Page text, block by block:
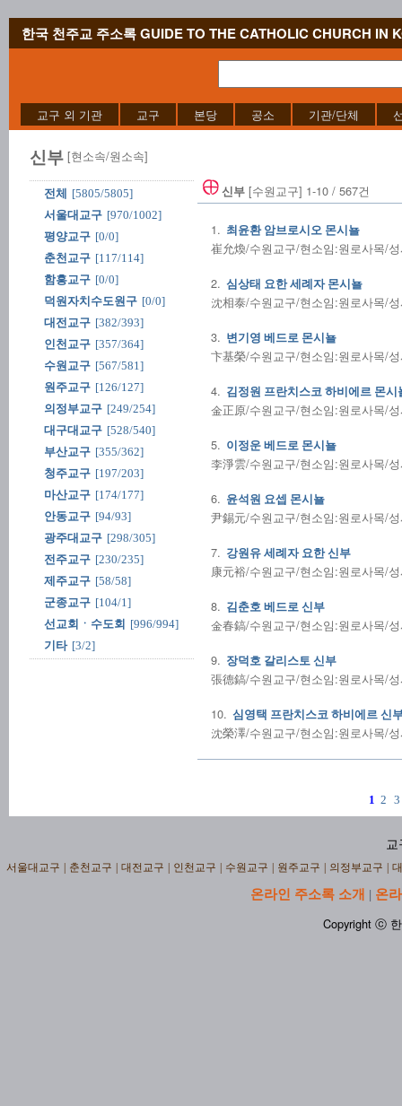
한국 천주교 주소록 GUIDE TO THE CATHOLIC CHURCH IN
교구 외 기관 교구 본당 공소 기관/단체
신부 [현소속/원소속]
전체
[5805/5805]
서울대교구 [970/1002]
평양교구 [0/0]
춘천교구 [117/114]
함흥교구 [0/0]
덕원자치수도원구 [0/0]
대전교구 [382/393]
인천교구 [357/364]
수원교구 [567/581]
원주교구 [126/127]
의정부교구 [249/254]
대구대교구 [528/540]
부산교구 [355/362]
청주교구 [197/203]
마산교구 [174/177]
안동교구 [94/93]
광주대교구 [298/305]
전주교구 [230/235]
제주교구 [58/58]
군종교구 [104/1]
선교회ㆍ수도회 [996/994]
기타 [3/2]
신부 [수원교구] 1-10 / 567건
1. 최윤환 암브로시오 몬시뇰
崔允煥/수원교구/현소임:원로사목/
2. 심상태 요한 세례자 몬시뇰
沈相泰/수원교구/현소임:원로사목/
3. 변기영 베드로 몬시뇰
卞基榮/수원교구/현소임:원로사목/
4. 김정원 프란치스코 하비에르 몬시
金正原/수원교구/현소임:원로사목/
5. 이정운 베드로 몬시뇰
李淨雲/수원교구/현소임:원로사목/
6. 윤석원 요셉 몬시뇰
尹錫元/수원교구/현소임:원로사목/
7. 강원유 세례자 요한 신부
康元裕/수원교구/현소임:원로사목/
8. 김춘호 베드로 신부
金春鎬/수원교구/현소임:원로사목/
9. 장덕호 갈리스토 신부
張德鎬/수원교구/현소임:원로사목/
10. 심영택 프란치스코 하비에르 신
沈榮澤/수원교구/현소임:원로사목/
1 2 3
교
서울대교구 춘천교구 대전교구 인천교구 수원교구 원주교구 의정부교구
온라인 주소록 소개 | 온
Copyright ⓒ